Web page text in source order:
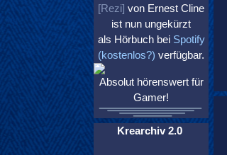
[Rezi] von Ernest Cline
ist nun ungekürzt
als Hörbuch bei Spotify
(kostenlos?) verfügbar.
Absolut hörenswert für
Gamer!
Krearchiv 2.0